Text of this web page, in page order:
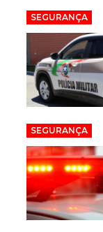
SEGURANÇA
SEGURANÇA